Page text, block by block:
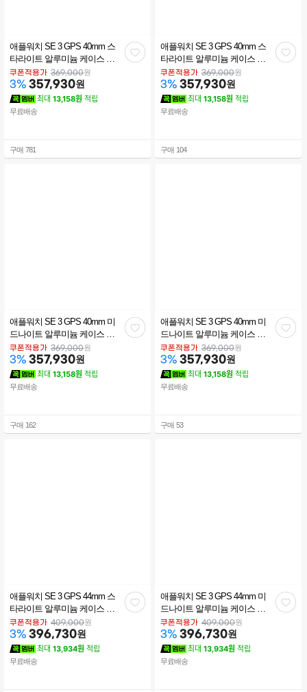
애플워치 SE 3 GPS 40mm 스
타라이트 알루미늄 케이스 스
타라이트 스포츠 밴드 (S/M)
MEH34KH/A
쿠폰적용가 369,000원
3% 357,930원
최대 13,158원 적립
무료배송
구매 781
관
애플워치 SE 3 GPS 40mm 스
타라이트 알루미늄 케이스 스
타라이트 스포츠 밴드 (M/L)
MEH54KH/A
쿠폰적용가 369,000원
3% 357,930원
최대 13,158원 적립
무료배송
구매 104
관
애플워치 SE 3 GPS 40mm 미
드나이트 알루미늄 케이스 미
드나이트 스포츠 밴드 (S/M)
MEH94KH/A
쿠폰적용가 369,000원
3% 357,930원
최대 13,158원 적립
무료배송
구매 162
관
애플워치 SE 3 GPS 40mm 미
드나이트 알루미늄 케이스 미
드나이트 스포츠 밴드 (M/L)
MEHC4KH/A
쿠폰적용가 369,000원
3% 357,930원
최대 13,158원 적립
무료배송
구매 53
관
애플워치 SE 3 GPS 44mm 스
타라이트 알루미늄 케이스 스
타라이트 스포츠 밴드 (S/M)
MEHG4KH/A
쿠폰적용가 409,000원
3% 396,730원
최대 13,934원 적립
무료배송
관
애플워치 SE 3 GPS 44mm 미
드나이트 알루미늄 케이스 미
드나이트 스포츠 밴드 (S/M)
MEHN4KH/A
쿠폰적용가 409,000원
3% 396,730원
최대 13,934원 적립
무료배송
관